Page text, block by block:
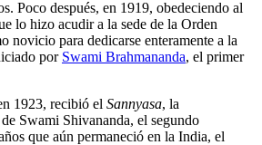
Poco después, en 1919, obedeciendo al
lo hizo acudir a la sede de la Orden
novicio para dedicarse enteramente a la
por Swami Brahmananda, el primer
1923, recibió el Sannyasa, la
Swami Shivananda, el segundo
que aún permaneció en la India, el